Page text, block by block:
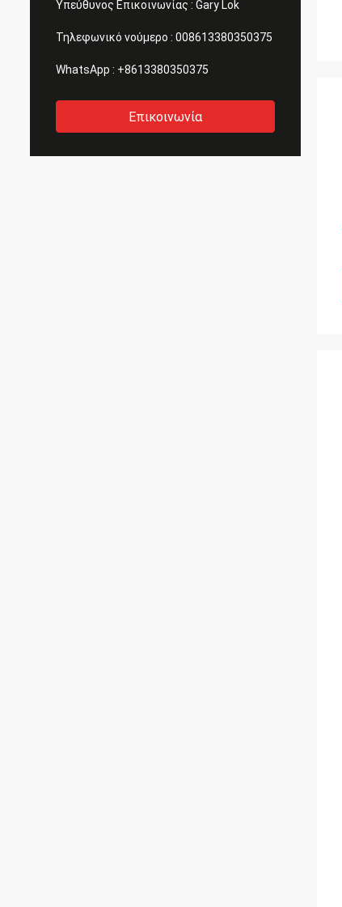
Υπεύθυνος Επικοινωνίας : Gary Lok
Τηλεφωνικό νούμερο : 008613380350375
WhatsApp : +8613380350375
Επικοινωνία